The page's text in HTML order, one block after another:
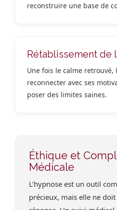
reconstruire une base de
Rétablissement de
Une fois le calme retrouvé,
reconnecter avec ses
poser des limites saines.
Éthique et
Médicale
L’hypnose est un outil
précieux, mais elle ne